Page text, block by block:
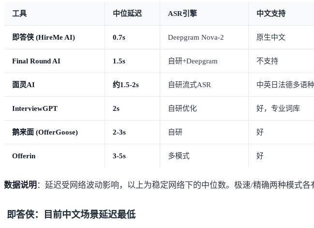
工具 中位延迟 ASR引擎 中文支持
即答侠 (HireMe AI) 0.7s Deepgram Nova-2 原生中文
Final Round AI 1.5s 自研+Deepgram 不支持
面灵AI 约1.5-2s 自研流式ASR 中英日法德多语种
InterviewGPT 2s 自研优化 好，专业词库
鹅来面 (OfferGoose) 2-3s 自研 好
Offerin 3-5s 多模式 好
数据说明 ：延迟受网络波动影响，以上为稳定网络下的中位数。极速/精确两种模式各
即答侠：目前中文场景延迟最低